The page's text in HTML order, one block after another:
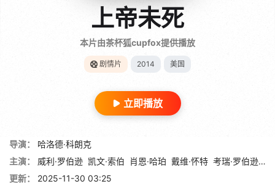
上帝未死
本片由茶杯狐cupfox提供播放
剧情片 2014 美国
立即播放
导演：
哈洛德·科朗克
主演：
威利·罗伯逊 凯文·索伯 肖恩·哈珀 戴维·怀特 考瑞·罗伯逊 马
更新：
2025-11-30 03:25